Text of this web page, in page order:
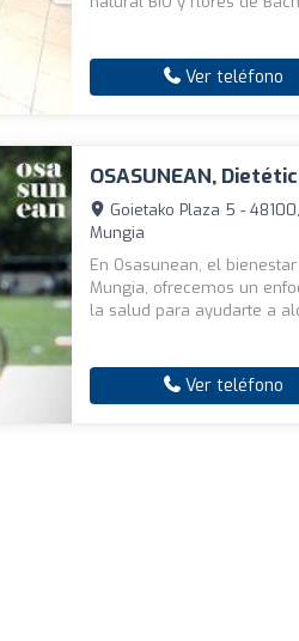
Ver teléfono
OSASUNEAN,
Goietako Plaza 5 - 48100,
Mungia
En Osasunean, el
Mungia, ofrecemos un
la salud para ayudarte a
Ver teléfono